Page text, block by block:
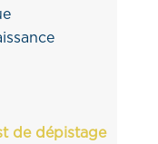
de dépistage